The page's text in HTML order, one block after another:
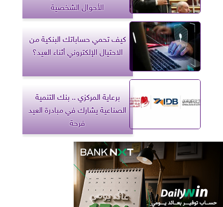
الأحوال الشخصية
كيف تحمي حساباتك البنكية من
الاحتيال الإلكتروني أثناء العيد؟
برعاية المركزي .. بنك التنمية
الصناعية يشارك في مبادرة العيد
فرحة